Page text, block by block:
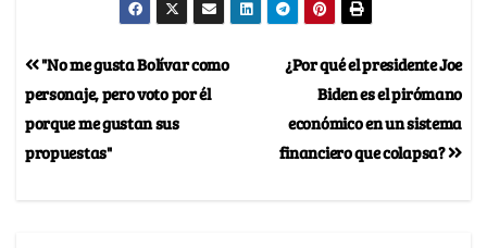
¿Por qué el presidente Joe
Biden es el pirómano
económico en un sistema
financiero que colapsa?
"No me gusta Bolívar como
personaje, pero voto por él
porque me gustan sus
propuestas"